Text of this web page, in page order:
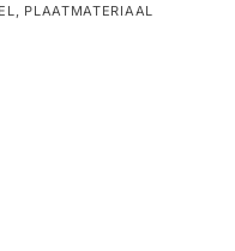
PLAATMATERIAAL